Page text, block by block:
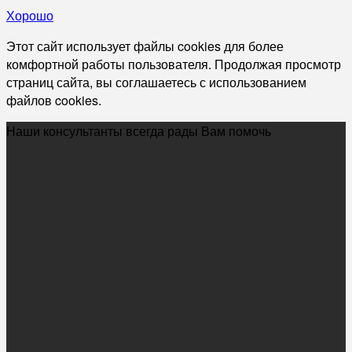
Хорошо
Этот сайт использует файлы cookies для более
комфортной работы пользователя. Продолжая просмотр
страниц сайта, вы соглашаетесь с использованием
файлов cookies.
Наши консультанты всегда рады Вам помочь